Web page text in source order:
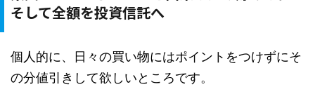
そして全額を投資信託へ
個人的に、日々の買い物にはポイントをつけずにそ
の分値引きして欲しいところです。